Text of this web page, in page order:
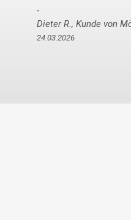
von Möbel Berning